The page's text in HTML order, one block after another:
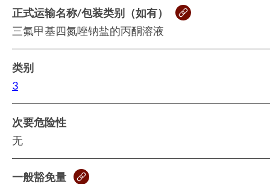
正式运输名称/包装类别（如有）
三氟甲基四氮唑钠盐的丙酮溶液
类别
3
次要危险性
无
一般豁免量